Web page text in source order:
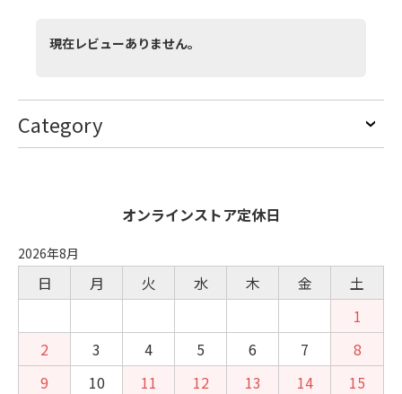
現在レビューありません。
Category
オンラインストア定休日
2026年8月
日 月 火 水 木 金
土
1
2
3 4 5 6 7
8
9
10 11 12 13 14
15